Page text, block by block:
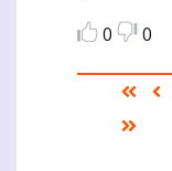
0
0
Pagination
First